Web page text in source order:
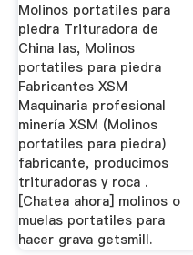
Molinos portatiles para
piedra Trituradora de
China las, Molinos
portatiles para piedra
Fabricantes XSM
Maquinaria profesional
minería XSM (Molinos
portatiles para piedra)
fabricante, producimos
trituradoras y roca .
[Chatea ahora] molinos o
muelas portatiles para
hacer grava getsmill.